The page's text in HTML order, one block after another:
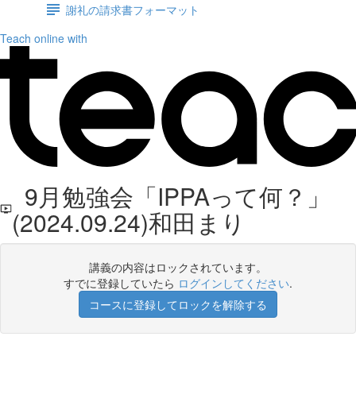
謝礼の請求書フォーマット
Teach online with
9月勉強会「IPPAって何？」
(2024.09.24)和田まり
講義の内容はロックされています。
すでに登録していたら ログインしてください.
コースに登録してロックを解除する